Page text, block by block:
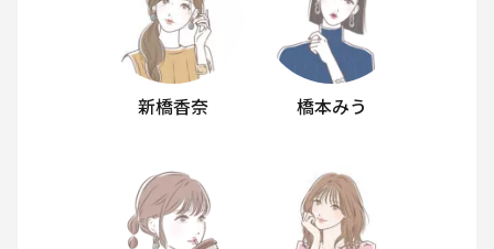
新橋香奈 橋本みう